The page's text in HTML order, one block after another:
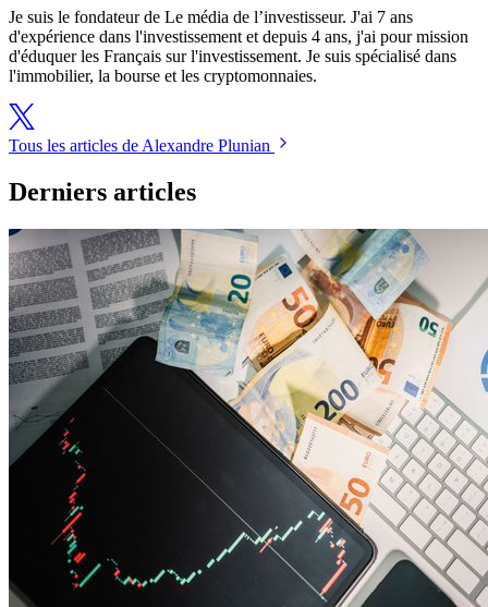
Je suis le fondateur de Le média de l’investisseur. J'ai 7 ans
d'expérience dans l'investissement et depuis 4 ans, j'ai pour mission
d'éduquer les Français sur l'investissement. Je suis spécialisé dans
l'immobilier, la bourse et les cryptomonnaies.
Tous les articles de Alexandre Plunian
Derniers articles